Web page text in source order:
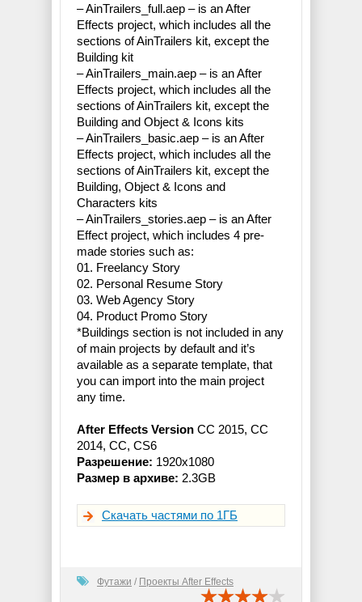
– AinTrailers_full.aep – is an After
Effects project, which includes all the
sections of AinTrailers kit, except the
Building kit
– AinTrailers_main.aep – is an After
Effects project, which includes all the
sections of AinTrailers kit, except the
Building and Object & Icons kits
– AinTrailers_basic.aep – is an After
Effects project, which includes all the
sections of AinTrailers kit, except the
Building, Object & Icons and
Characters kits
– AinTrailers_stories.aep – is an After
Effect project, which includes 4 pre-
made stories such as:
01. Freelancy Story
02. Personal Resume Story
03. Web Agency Story
04. Product Promo Story
*Buildings section is not included in any
of main projects by default and it’s
available as a separate template, that
you can import into the main project
any time.
After Effects Version CC 2015, CC
2014, CC, CS6
Разрешение: 1920x1080
Размер в архиве: 2.3GB
Скачать частями по 1ГБ
Футажи / Проекты After Effects